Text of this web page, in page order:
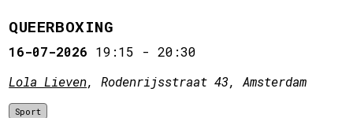
QUEERBOXING
16-07-2026 19:15 -20:30
Lola Lieven, Rodenrijsstraat 43, Amsterdam
Sport